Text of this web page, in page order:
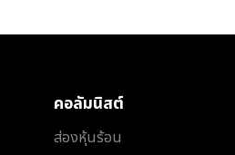
คอลัมนิสต์
ส่องหุ้นร้อน